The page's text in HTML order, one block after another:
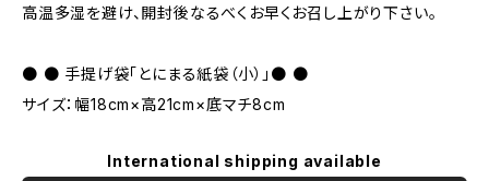
高温多湿を避け、開封後なるべくお早くお召し上がり下さい。
● ● 手提げ袋「とにまる紙袋（小）」● ●
サイズ：幅18cm×高21cm×底マチ8cm
International shipping available